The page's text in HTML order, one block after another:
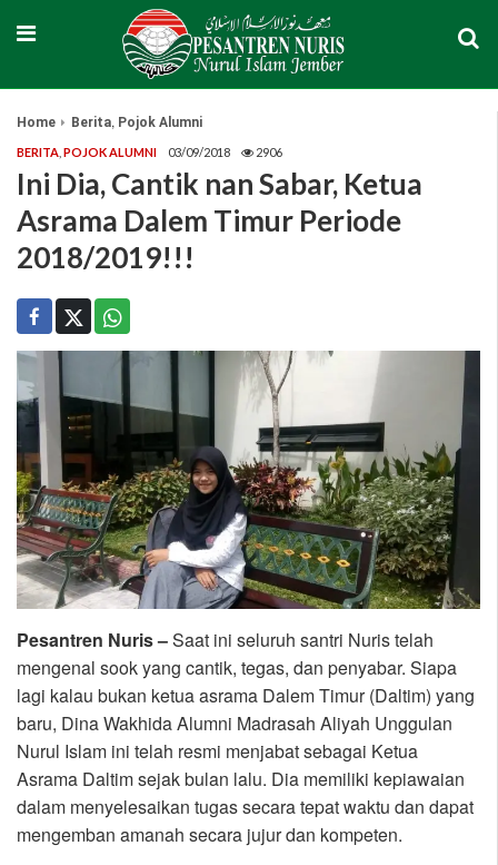
Home Berita, Pojok Alumni
BERITA POJOK ALUMNI 03/09/2018 2906
Ini Dia, Cantik nan Sabar, Ketua
Asrama Dalem Timur Periode
2018/2019!!!
Pesantren Nuris –Saat ini seluruh santri Nuris telah
mengenal sook yang cantik, tegas, dan penyabar. Siapa
lagi kalau bukan ketua asrama Dalem Timur (Daltim) yang
baru, Dina Wakhida Alumni Madrasah Aliyah Unggulan
Nurul Islam ini telah resmi menjabat sebagai Ketua
Asrama Daltim sejak bulan lalu. Dia memiliki kepiawaian
dalam menyelesaikan tugas secara tepat waktu dan dapat
mengemban amanah secara jujur dan kompeten.